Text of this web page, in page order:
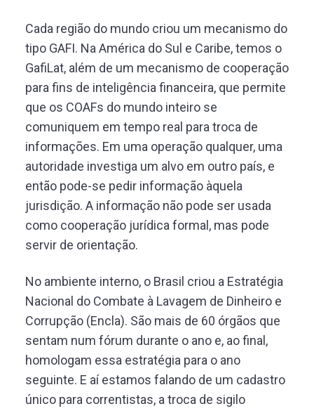
Cada região do mundo criou um mecanismo do
tipo GAFI. Na América do Sul e Caribe, temos o
GafiLat, além de um mecanismo de cooperação
para fins de inteligência financeira, que permite
que os COAFs do mundo inteiro se
comuniquem em tempo real para troca de
informações. Em uma operação qualquer, uma
autoridade investiga um alvo em outro país, e
então pode-se pedir informação àquela
jurisdição. A informação não pode ser usada
como cooperação jurídica formal, mas pode
servir de orientação.
No ambiente interno, o Brasil criou a Estratégia
Nacional do Combate à Lavagem de Dinheiro e
Corrupção (Encla). São mais de 60 órgãos que
sentam num fórum durante o ano e, ao final,
homologam essa estratégia para o ano
seguinte. E aí estamos falando de um cadastro
único para correntistas, a troca de sigilo